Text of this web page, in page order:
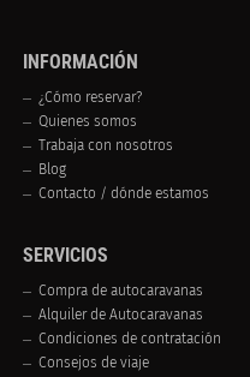
INFORMACIÓN
¿Cómo reservar?
Quienes somos
Trabaja con nosotros
Blog
Contacto / dónde estamos
SERVICIOS
Compra de autocaravanas
Alquiler de Autocaravanas
Condiciones de contratación
Consejos de viaje